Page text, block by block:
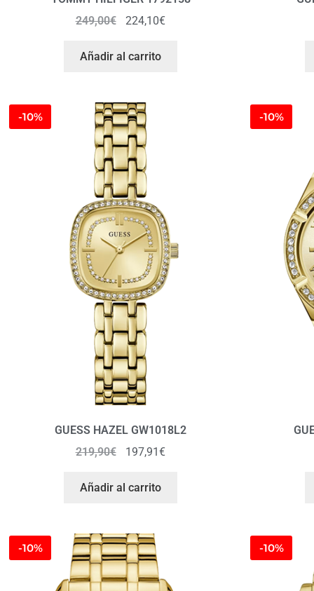
249,00€ 224,10€
Añadir al carrito
-10%
GUESS HAZEL GW1018L2
219,90€ 197,91€
Añadir al carrito
-10%
-10% -10%